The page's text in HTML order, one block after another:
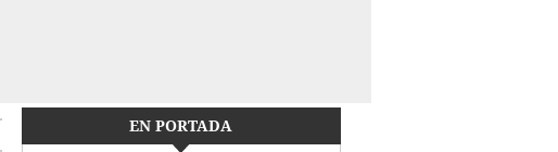
EN PORTADA